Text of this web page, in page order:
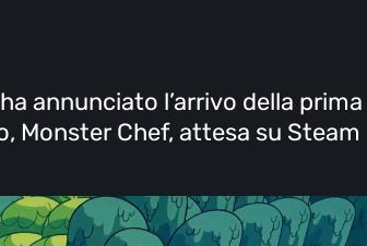
annunciato l’arrivo della prima
Monster Chef, attesa su Steam